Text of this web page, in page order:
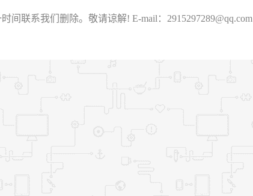
联系我们删除。敬请谅解! E-mail：2915297289@qq.com